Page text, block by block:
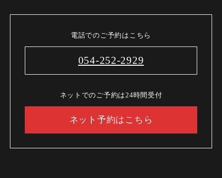
電話でのご予約はこちら
054-252-2929
ネットでのご予約は24時間受付
ネット予約はこちら